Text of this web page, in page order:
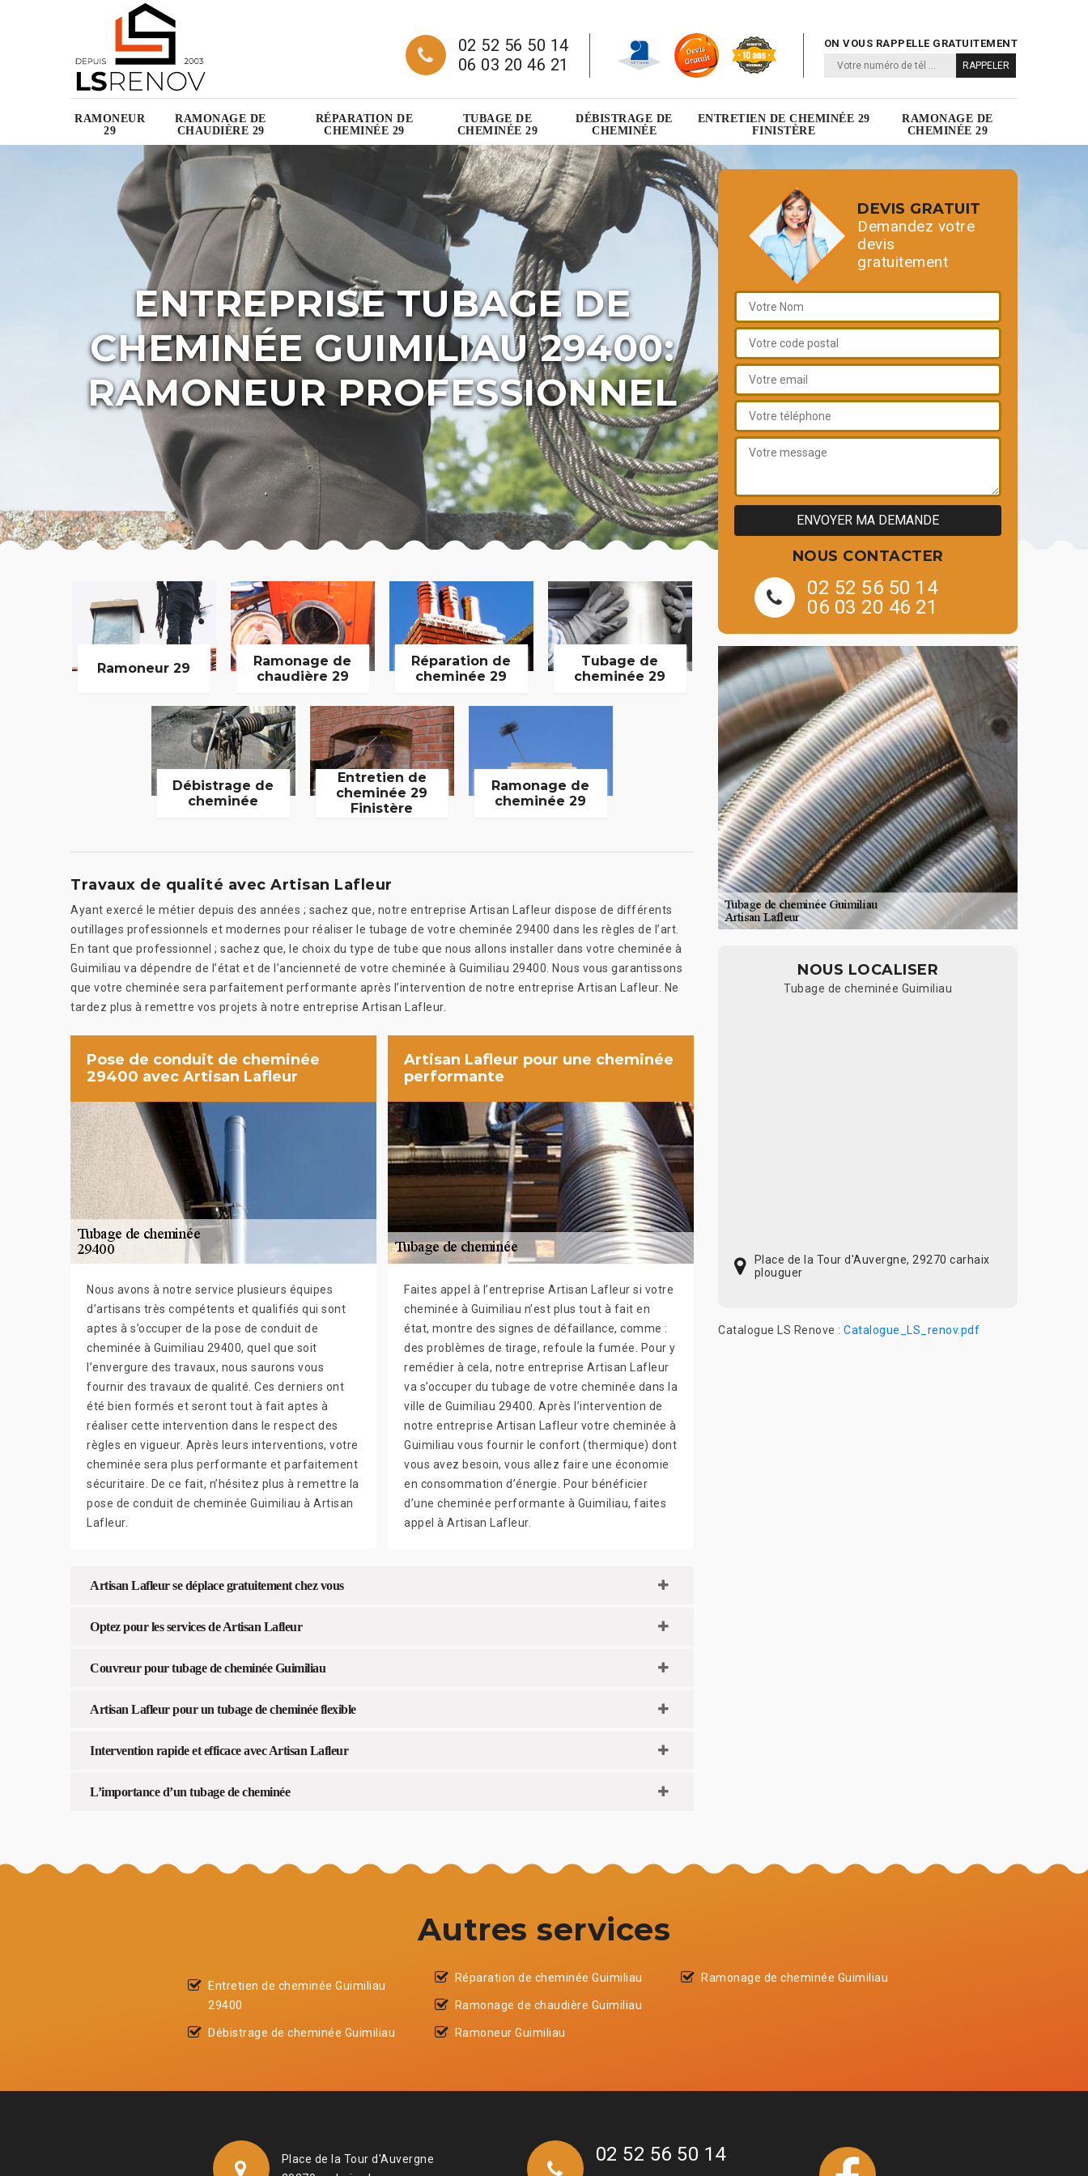
02 52 56 50 14
06 03 20 46 21
ON VOUS RAPPELLE GRATUITEMENT
RAMONEUR
29
RAMONAGE DE
CHAUDIÈRE 29
RÉPARATION DE
CHEMINÉE 29
TUBAGE DE
CHEMINÉE 29
DÉBISTRAGE DE
CHEMINÉE
ENTRETIEN DE CHEMINÉE 29
FINISTÈRE
RAMONAGE DE
CHEMINÉE 29
ENTREPRISE TUBAGE DE
CHEMINÉE GUIMILIAU 29400:
RAMONEUR PROFESSIONNEL
Ramoneur 29
Ramonage de
chaudière 29
Réparation de
cheminée 29
Tubage de
cheminée 29
Débistrage de
cheminée
Entretien de
cheminée 29
Finistère
Ramonage de
cheminée 29
Travaux de qualité avec Artisan Lafleur
Ayant exercé le métier depuis des années ; sachez que, notre entreprise Artisan Lafleur dispose de différents
outillages professionnels et modernes pour réaliser le tubage de votre cheminée 29400 dans les règles de l’art.
En tant que professionnel ; sachez que, le choix du type de tube que nous allons installer dans votre cheminée à
Guimiliau va dépendre de l’état et de l’ancienneté de votre cheminée à Guimiliau 29400. Nous vous garantissons
que votre cheminée sera parfaitement performante après l’intervention de notre entreprise Artisan Lafleur. Ne
tardez plus à remettre vos projets à notre entreprise Artisan Lafleur.
Pose de conduit de cheminée
29400 avec Artisan Lafleur
Nous avons à notre service plusieurs équipes
d’artisans très compétents et qualifiés qui sont
aptes à s’occuper de la pose de conduit de
cheminée à Guimiliau 29400, quel que soit
l’envergure des travaux, nous saurons vous
fournir des travaux de qualité. Ces derniers ont
été bien formés et seront tout à fait aptes à
réaliser cette intervention dans le respect des
règles en vigueur. Après leurs interventions, votre
cheminée sera plus performante et parfaitement
sécuritaire. De ce fait, n’hésitez plus à remettre la
pose de conduit de cheminée Guimiliau à Artisan
Lafleur.
Artisan Lafleur pour une cheminée
performante
Faites appel à l’entreprise Artisan Lafleur si votre
cheminée à Guimiliau n’est plus tout à fait en
état, montre des signes de défaillance, comme :
des problèmes de tirage, refoule la fumée. Pour y
remédier à cela, notre entreprise Artisan Lafleur
va s’occuper du tubage de votre cheminée dans la
ville de Guimiliau 29400. Après l’intervention de
notre entreprise Artisan Lafleur votre cheminée à
Guimiliau vous fournir le confort (thermique) dont
vous avez besoin, vous allez faire une économie
en consommation d’énergie. Pour bénéficier
d’une cheminée performante à Guimiliau, faites
appel à Artisan Lafleur.
Artisan Lafleur se déplace gratuitement chez vous
Optez pour les services de Artisan Lafleur
Couvreur pour tubage de cheminée Guimiliau
Artisan Lafleur pour un tubage de cheminée flexible
Intervention rapide et efficace avec Artisan Lafleur
L’importance d’un tubage de cheminée
DEVIS GRATUIT
Demandez votre
devis
gratuitement
NOUS CONTACTER
02 52 56 50 14
06 03 20 46 21
NOUS LOCALISER
Tubage de cheminée Guimiliau
Place de la Tour d'Auvergne, 29270 carhaix
plouguer
Catalogue LS Renove : Catalogue_LS_renov.pdf
Autres services
Entretien de cheminée Guimiliau
29400
Débistrage de cheminée Guimiliau
Réparation de cheminée Guimiliau
Ramonage de chaudière Guimiliau
Ramoneur Guimiliau
Ramonage de cheminée Guimiliau
Place de la Tour d'Auvergne
02 52 56 50 14